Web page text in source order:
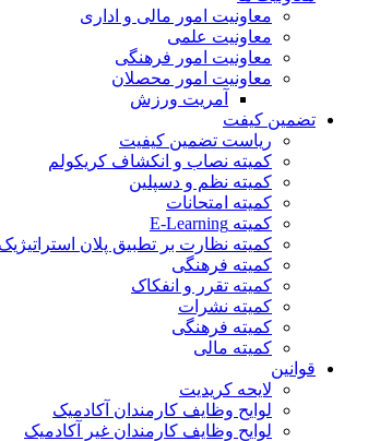
معاونیت امور مالی و اداری
معاونیت علمی
معاونیت امور فرهنگی
معاونیت امور محصلان
آمریت ورزش
تضمین کیفت
ریاست تضمین کیفیت
کمیته نصاب و انکشاف کریکولم
کمیته نظم و دسپلین
کمیته امتحانات
کمیته E-Learning
کمیته نظارت بر تطبیق پلان استراتیژیک
کمیته فرهنگی
کمیته تقرر و انفکاک
کمیته نشرات
کمیته فرهنگی
کمیته مالی
قوانین
لایحه کریدیت
لوایح وظایف کارمندان آکادمیک
لوایح وظایف کارمندان غیر آکادمیک